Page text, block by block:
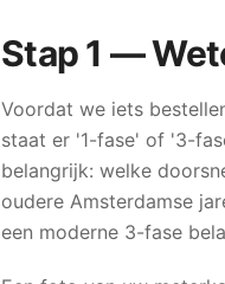
Stap 1 —
Voordat we iets
staat er '1-fase' of '3-
belangrijk: welke
oudere Amsterdamse
een moderne 3-fase